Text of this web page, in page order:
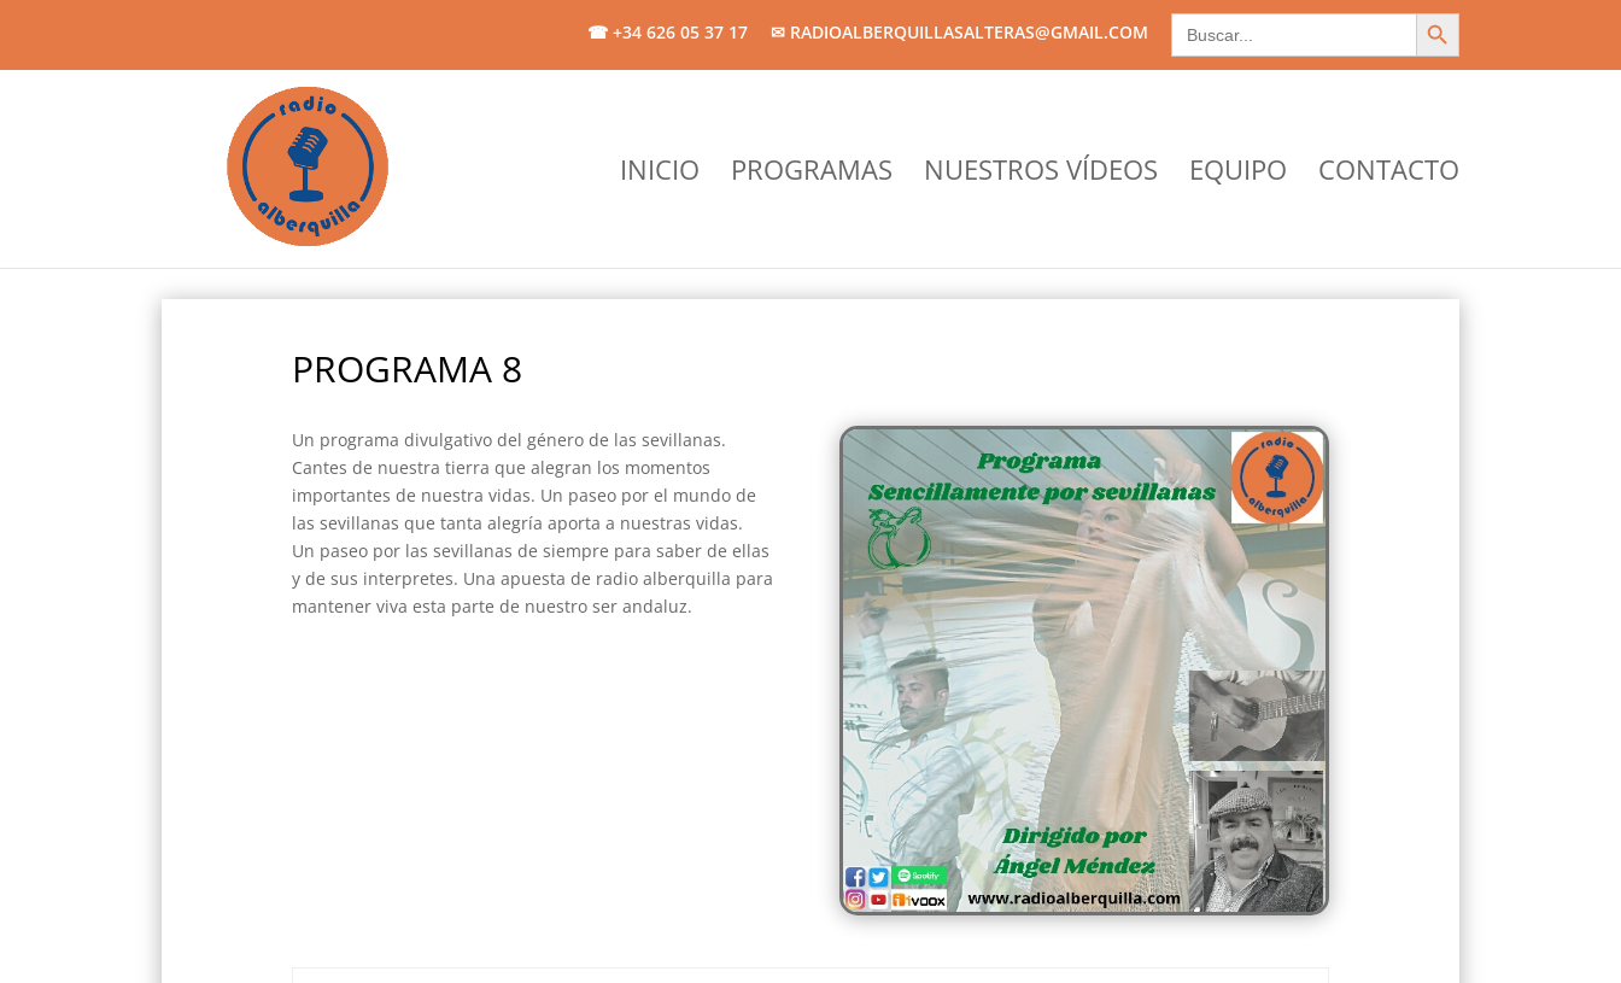
☎ +34 626 05 37 17 ✉ RADIOALBERQUILLASALTERAS@GMAIL.COM
Search
for:
Search Button
INICIO PROGRAMAS NUESTROS VÍDEOS EQUIPO CONTACTO
PROGRAMA 8
Un programa divulgativo del género de las sevillanas.
Cantes de nuestra tierra que alegran los momentos
importantes de nuestra vidas. Un paseo por el mundo de
las sevillanas que tanta alegría aporta a nuestras vidas.
Un paseo por las sevillanas de siempre para saber de ellas
y de sus interpretes. Una apuesta de radio alberquilla para
mantener viva esta parte de nuestro ser andaluz.